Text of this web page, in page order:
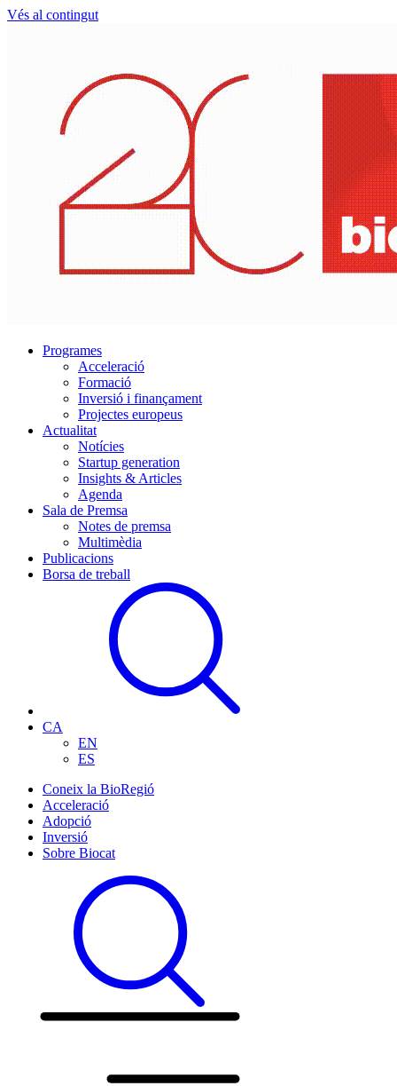
Vés al contingut
Programes
Acceleració
Formació
Inversió i finançament
Projectes europeus
Actualitat
Notícies
Startup generation
Insights & Articles
Agenda
Sala de Premsa
Notes de premsa
Multimèdia
Publicacions
Borsa de treball
CA
EN
ES
Coneix la BioRegió
Acceleració
Adopció
Inversió
Sobre Biocat